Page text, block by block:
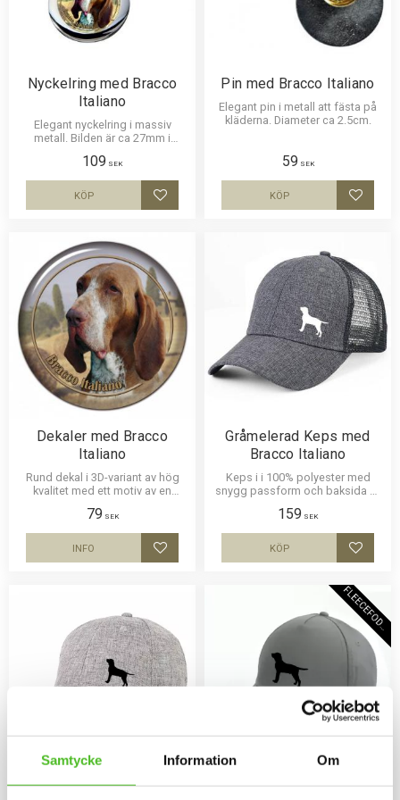
Samtycke Information Om
Nyckelring med Bracco
Italiano
Elegant nyckelring i massiv
metall. Bilden är ca 27mm i
vara hållbar och ge ett uttryck av
djup i bilden.
109 SEK
Lägg till i favoriter
KÖP
Pin med Bracco Italiano
Elegant pin i metall att fästa på
kläderna. Diameter ca 2.5cm.
59 SEK
Lägg
KÖP
Dekaler med Bracco
Italiano
Rund dekal i 3D-variant av hög
kvalitet med ett motiv av en
10 cm i diameter.
79 SEK
Lägg till i favoriter
INFO
Gråmelerad Keps med
Bracco Italiano
Keps i i 100% polyester med
snygg passform och baksida av
Bracco Italiano. Luftig och skön
keps.
159 SEK
Lägg
KÖP
Keps med Bracco Italiano Keps med Bracco Italiano
F
L
E
E
C
E
F
O
D
E
R